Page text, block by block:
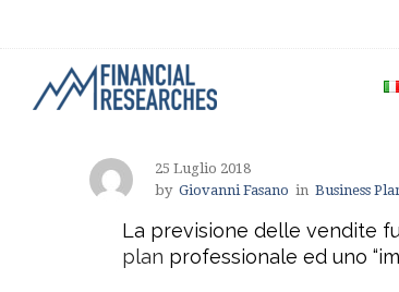
25 Luglio 2018
by Giovanni Fasano in Business
La previsione delle vendite
plan professionale ed uno